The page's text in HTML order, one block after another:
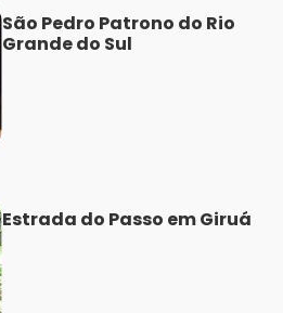
São Pedro Patrono do Rio
Grande do Sul
Estrada do Passo em Giruá